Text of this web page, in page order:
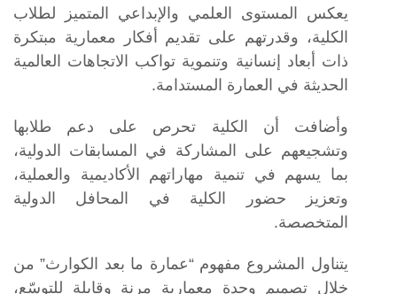
يعكس المستوى العلمي والإبداعي المتميز لطلاب
الكلية، وقدرتهم على تقديم أفكار معمارية مبتكرة
ذات أبعاد إنسانية وتنموية تواكب الاتجاهات العالمية
الحديثة في العمارة المستدامة.
وأضافت أن الكلية تحرص على دعم طلابها
وتشجيعهم على المشاركة في المسابقات الدولية،
بما يسهم في تنمية مهاراتهم الأكاديمية والعملية،
وتعزيز حضور الكلية في المحافل الدولية
المتخصصة.
يتناول المشروع مفهوم “عمارة ما بعد الكوارث” من
خلال تصميم وحدة معمارية مرنة وقابلة للتوسّع،